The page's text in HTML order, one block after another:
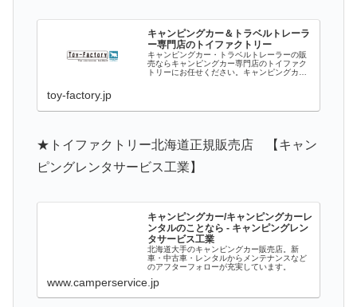
キャンピングカー＆トラベルトレーラ
ー専門店のトイファクトリー
キャンピングカー・トラベルトレーラーの販
売ならキャンピングカー専門店のトイファク
トリーにお任せください。キャンピングカー
toy-factory.jp
★トイファクトリー北海道正規販売店 【キャン
ピングレンタサービス工業】
キャンピングカー/キャンピングカーレ
ンタルのことなら - キャンピングレン
タサービス工業
北海道大手のキャンピングカー販売店。新
車・中古車・レンタルからメンテナンスなど
のアフターフォローが充実しています。
www.camperservice.jp